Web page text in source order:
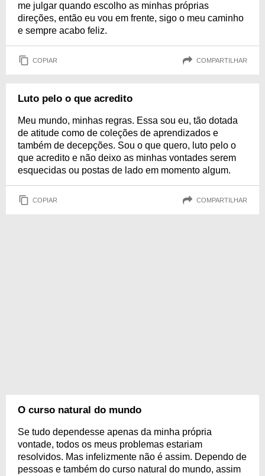
me julgar quando escolho as minhas próprias
direções, então eu vou em frente, sigo o meu caminho
e sempre acabo feliz.
COPIAR COMPARTILHAR
Luto pelo o que acredito
Meu mundo, minhas regras. Essa sou eu, tão dotada
de atitude como de coleções de aprendizados e
também de decepções. Sou o que quero, luto pelo o
que acredito e não deixo as minhas vontades serem
esquecidas ou postas de lado em momento algum.
COPIAR COMPARTILHAR
O curso natural do mundo
Se tudo dependesse apenas da minha própria
vontade, todos os meus problemas estariam
resolvidos. Mas infelizmente não é assim. Dependo de
pessoas e também do curso natural do mundo, assim